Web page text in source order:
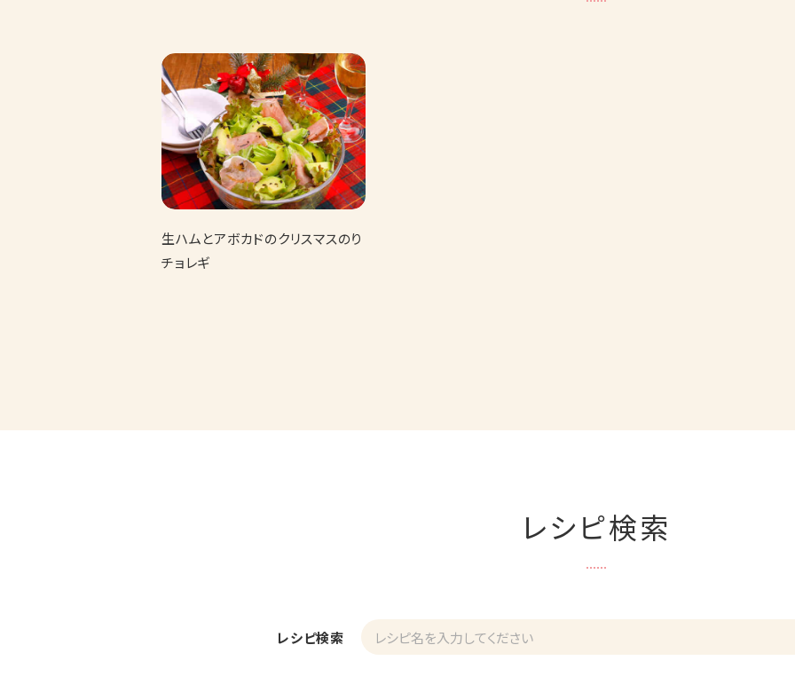
生ハムとアボカドのクリスマスのり
チョレギ
レシピ検索
レシピ検索